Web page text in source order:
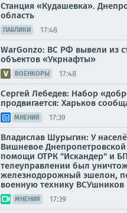
Станция «Кудашевка».
область
ПАБЛИКИ 17:48
WarGonzo: ВС РФ вывели из
объектов «Укрнафты»
ВОЕНКОРЫ 17:48
Сергей Лебедев: Набор
продвигается: Харьков
МНЕНИЯ 17:39
Владислав Шурыгин: У
Вишневое
помощи ОТРК "Искандер" и
телеуправлении был
железнодорожный эшелон,
военную технику ВСУшников
МНЕНИЯ 17:39